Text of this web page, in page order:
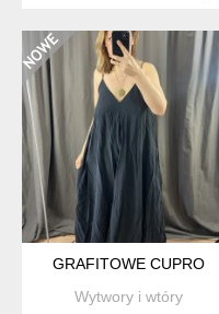
GRAFITOWE CUPRO
Wytwory i wtóry